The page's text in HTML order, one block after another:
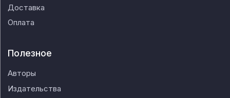
Доставка
Оплата
Полезное
Авторы
Издательства